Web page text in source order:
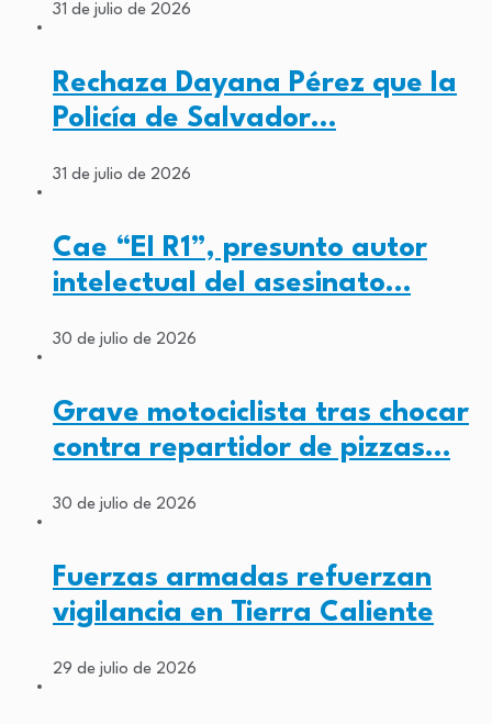
31 de julio de 2026
Rechaza Dayana Pérez que la
Policía de Salvador…
31 de julio de 2026
Cae “El R1”, presunto autor
intelectual del asesinato…
30 de julio de 2026
Grave motociclista tras chocar
contra repartidor de pizzas…
30 de julio de 2026
Fuerzas armadas refuerzan
vigilancia en Tierra Caliente
29 de julio de 2026